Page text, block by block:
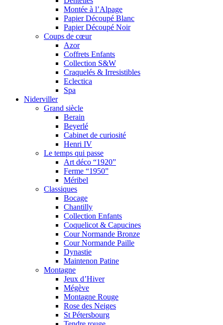
Montée à l’Alpage
Papier Découpé Blanc
Papier Découpé Noir
Coups de cœur
Azor
Coffrets Enfants
Collection S&W
Craquelés & Irresistibles
Eclectica
Spa
Niderviller
Grand siècle
Berain
Beyerlé
Cabinet de curiosité
Henri IV
Le temps qui passe
Art déco “1920”
Ferme “1950”
Méribel
Classiques
Bocage
Chantilly
Collection Enfants
Coquelicot & Capucines
Cour Normande Bronze
Cour Normande Paille
Dynastie
Maintenon Patine
Montagne
Jeux d’Hiver
Mégève
Montagne Rouge
Rose des Neiges
St Pétersbourg